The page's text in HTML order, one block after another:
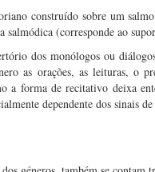
construído sobre um
(corresponde ao
dos monólogos ou
as orações, as leituras, o
a forma de recitativo deixa
dependente dos sinais